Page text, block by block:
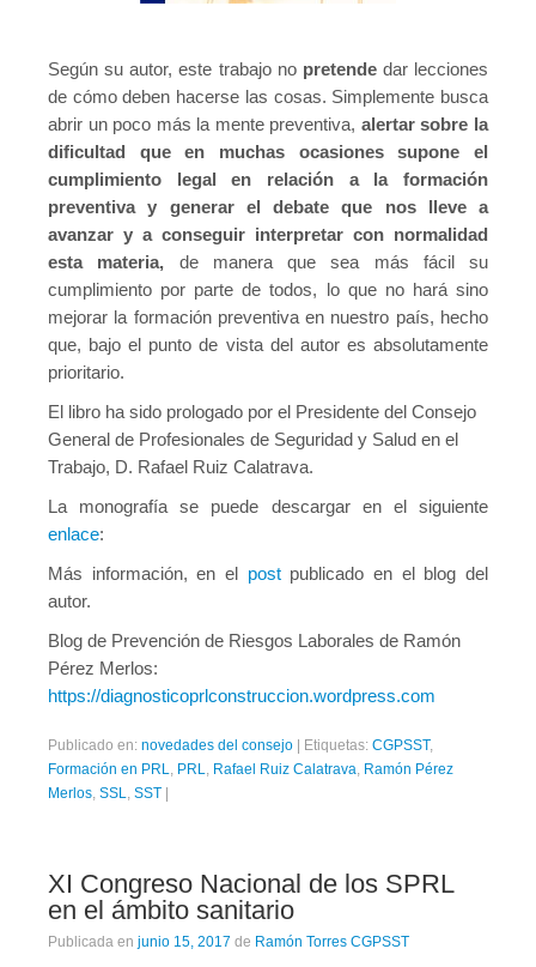
Según su autor, este trabajo no pretendedar lecciones
de cómo deben hacerse las cosas. Simplemente busca
abrir un poco más la mente preventiva, alertar sobre la
dificultad que en muchas ocasiones supone el
cumplimiento legal en relación a la formación
preventiva y generar el debate que nos lleve a
avanzar y a conseguir interpretar con normalidad
esta materia, de manera que sea más fácil su
cumplimiento por parte de todos, lo que no hará sino
mejorar la formación preventiva en nuestro país, hecho
que, bajo el punto de vista del autor es absolutamente
prioritario.
El libro ha sido prologado por el Presidente del Consejo
General de Profesionales de Seguridad y Salud en el
Trabajo, D. Rafael Ruiz Calatrava.
La monografía se puede descargar en el siguiente
enlace:
Más información, en el postpublicado en el blog del
autor.
Blog de Prevención de Riesgos Laborales de Ramón
Pérez Merlos:
https://diagnosticoprlconstruccion.wordpress.com
Publicado en: novedades del consejo Etiquetas: CGPSST,
Formación en PRL, PRL, Rafael Ruiz Calatrava, Ramón Pérez
Merlos, SSL, SST
XI Congreso Nacional de los SPRL
en el ámbito sanitario
Publicada en junio 15, 2017 de Ramón Torres CGPSST